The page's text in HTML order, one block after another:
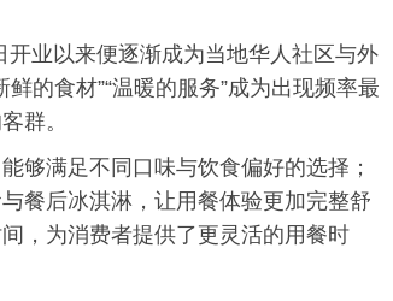
业以来便逐渐成为当地华人社区与外
的食材”“温暖的服务”成为出现频率最
群。
够满足不同口味与饮食偏好的选择；
餐后冰淇淋，让用餐体验更加完整舒
，为消费者提供了更灵活的用餐时